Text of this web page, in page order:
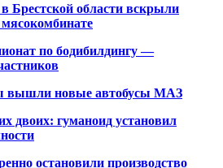
Брестской области вскрыли
по бодибилдингу —
вышли новые автобусы МАЗ
двоих: гуманоид установил
остановили производство